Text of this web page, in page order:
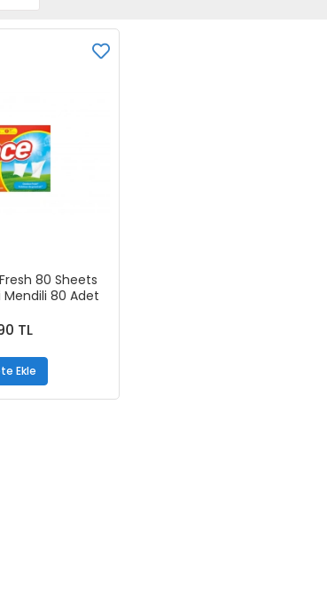
80 Sheets
80 Adet
TL
Ekle